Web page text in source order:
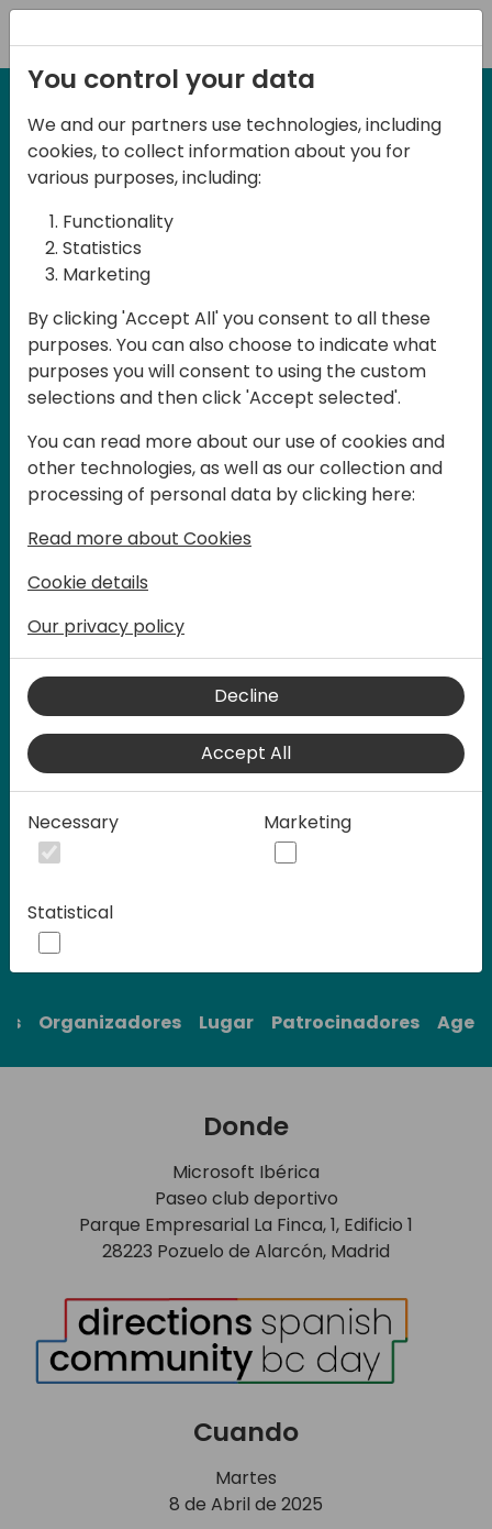
NUEVA EDICION 8 Abril 2025
Spanish BC Day 2025
BC Day ES 2025, es un evento para
usuarios y profesionales de Dynamics
365 Business Central que se celebra en
España. Aquí podrás aprender y
compartir, tanto en la parte técnica
como en la parte funcional, en Español.
La participación es gratuita pero es
necesario registrase ya que las plazas
son limitadas.
Play
Organizadores Lugar Patrocinadores
Donde
Microsoft Ibérica
Paseo club deportivo
Parque Empresarial La Finca, 1, Edificio 1
28223 Pozuelo de Alarcón, Madrid
Cuando
Martes
8 de Abril de 2025
You control your data
We and our partners use technologies, including
cookies, to collect information about you for
various purposes, including:
Functionality
Statistics
Marketing
By clicking 'Accept All' you consent to all these
purposes. You can also choose to indicate what
purposes you will consent to using the custom
selections and then click 'Accept selected'.
You can read more about our use of cookies and
other technologies, as well as our collection and
processing of personal data by clicking here:
Read more about Cookies
Cookie details
Our privacy policy
Decline
Accept All
Necessary Marketing
Statistical